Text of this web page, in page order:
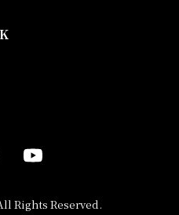
Rights Reserved.